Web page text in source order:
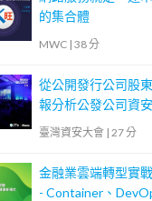
的集合體
MWC | 38 分
從公開發行公司股
報分析公發公司資
情形
臺灣資安大會 | 27 分
金融業雲端轉型實
- Container、